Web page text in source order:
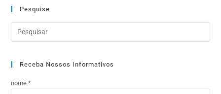
Pesquise
Receba Nossos Informativos
nome *